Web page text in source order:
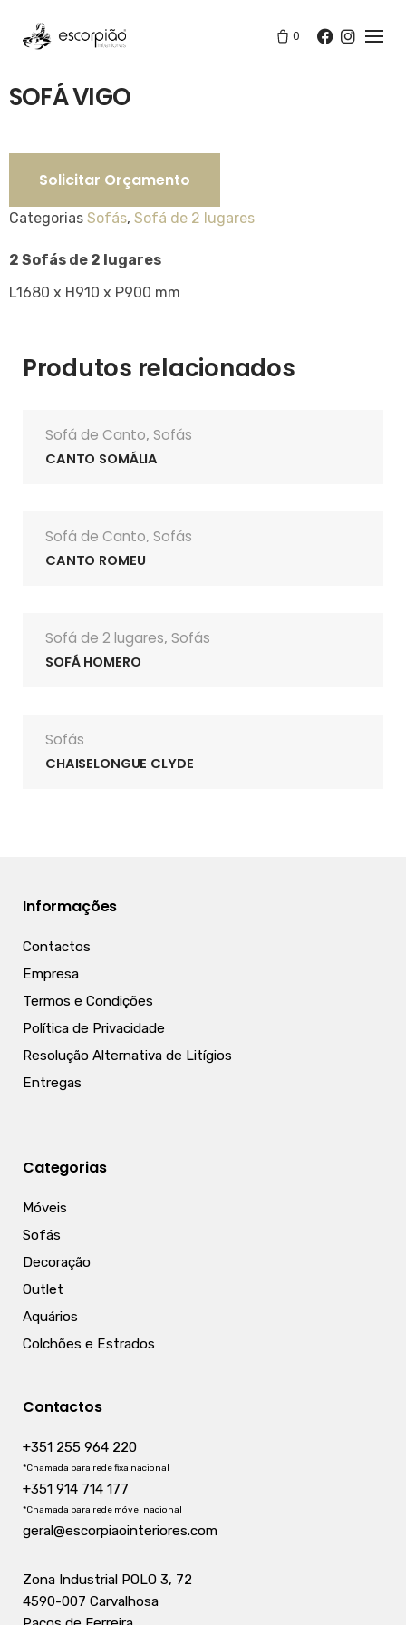
0
Loja / /SOFÁ VIGO
SOFÁ VIGO
Solicitar Orçamento
Categorias Sofás, Sofá de 2 lugares
2 Sofás de 2 lugares
L1680 x H910 x P900 mm
Produtos relacionados
Sofá de Canto, Sofás
CANTO SOMÁLIA
Sofá de Canto, Sofás
CANTO ROMEU
Sofá de 2 lugares, Sofás
SOFÁ HOMERO
Sofás
CHAISELONGUE CLYDE
Informações
Contactos
Empresa
Termos e Condições
Política de Privacidade
Resolução Alternativa de Litígios
Entregas
Categorias
Móveis
Sofás
Decoração
Outlet
Aquários
Colchões e Estrados
Contactos
+351 255 964 220
*Chamada para rede fixa nacional
+351 914 714 177
*Chamada para rede móvel nacional
geral@escorpiaointeriores.com
Zona Industrial POLO 3, 72
4590-007 Carvalhosa